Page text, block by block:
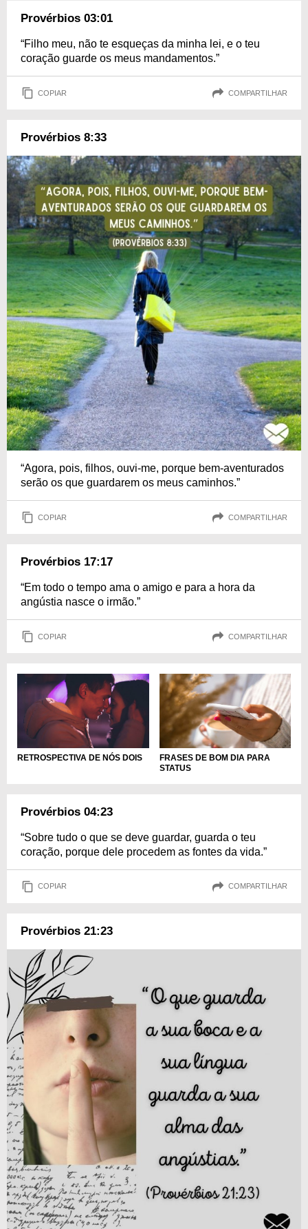
Provérbios 03:01
“Filho meu, não te esqueças da minha lei, e o teu
coração guarde os meus mandamentos.”
COPIAR COMPARTILHAR
Provérbios 8:33
“Agora, pois, filhos, ouvi-me, porque bem-aventurados
serão os que guardarem os meus caminhos.”
COPIAR COMPARTILHAR
Provérbios 17:17
“Em todo o tempo ama o amigo e para a hora da
angústia nasce o irmão.”
COPIAR COMPARTILHAR
RETROSPECTIVA DE NÓS DOIS
FRASES DE BOM DIA PARA
STATUS
Provérbios 04:23
“Sobre tudo o que se deve guardar, guarda o teu
coração, porque dele procedem as fontes da vida.”
COPIAR COMPARTILHAR
Provérbios 21:23